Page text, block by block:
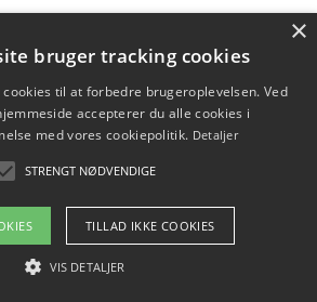
til unge voksne støtte bevarelsen
2026 - Pilanto Aps
Blog Betingelser
×
bruger tracking cookies
til at forbedre brugeroplevelsen. Ved
accepterer du alle cookies i
med vores cookiepolitik. Detaljer
STRENGT NØDVENDIGE
TILLAD IKKE COOKIES
VIS DETALJER